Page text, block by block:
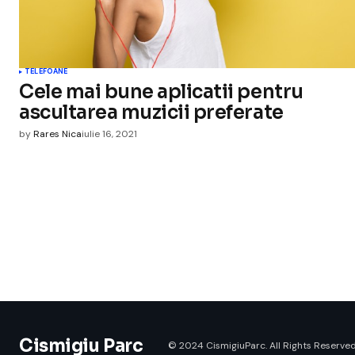
TELEFOANE
Cele mai bune aplicatii pentru
ascultarea muzicii preferate
byRares Nicaiulie 16, 2021
Cismigiu Parc © 2024 CismigiuParc. All Rights